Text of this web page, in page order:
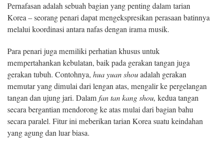
Pernafasan adalah sebuah bagian yang penting dalam tarian
Korea – seorang penari dapat mengekspresikan perasaan batinnya
melalui koordinasi antara nafas dengan irama musik.
Para penari juga memiliki perhatian khusus untuk
mempertahankan kebulatan, baik pada gerakan tangan juga
gerakan tubuh. Contohnya, hua yuan shouadalah gerakan
memutar yang dimulai dari lengan atas, mengalir ke pergelangan
tangan dan ujung jari. Dalamfan tan kang shou, kedua tangan
secara bergantian mendorong ke atas mulai dari bagian bahu
secara paralel. Fitur ini meberikan tarian Korea suatu keindahan
yang agung dan luar biasa.